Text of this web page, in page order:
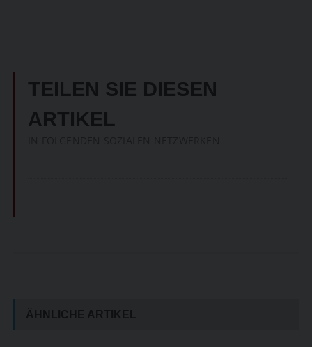
TEILEN SIE DIESEN
ARTIKEL
ÄHNLICHE ARTIKEL